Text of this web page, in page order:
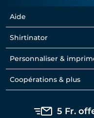
Aide
Shirtinator
Personnaliser &
Coopérations & plus
5 Fr.